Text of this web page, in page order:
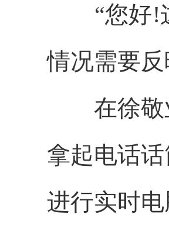
“您好!
情况需要反
在徐
拿起电话
进行实时电